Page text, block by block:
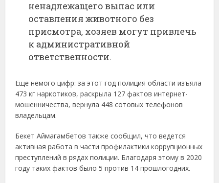
ненадлежащего выпас или
оставления животного без
присмотра, хозяев могут привлечь
к административной
ответственности.
Еще немого цифр: за этот год полиция области изъяла
473 кг наркотиков, раскрыла 127 фактов интернет-
мошенничества, вернула 448 сотовых телефонов
владельцам.
Бекет Аймагамбетов также сообщил, что ведется
активная работа в части профилактики коррупционных
преступлений в рядах полиции. Благодаря этому в 2020
году таких фактов было 5 против 14 прошлогодних.